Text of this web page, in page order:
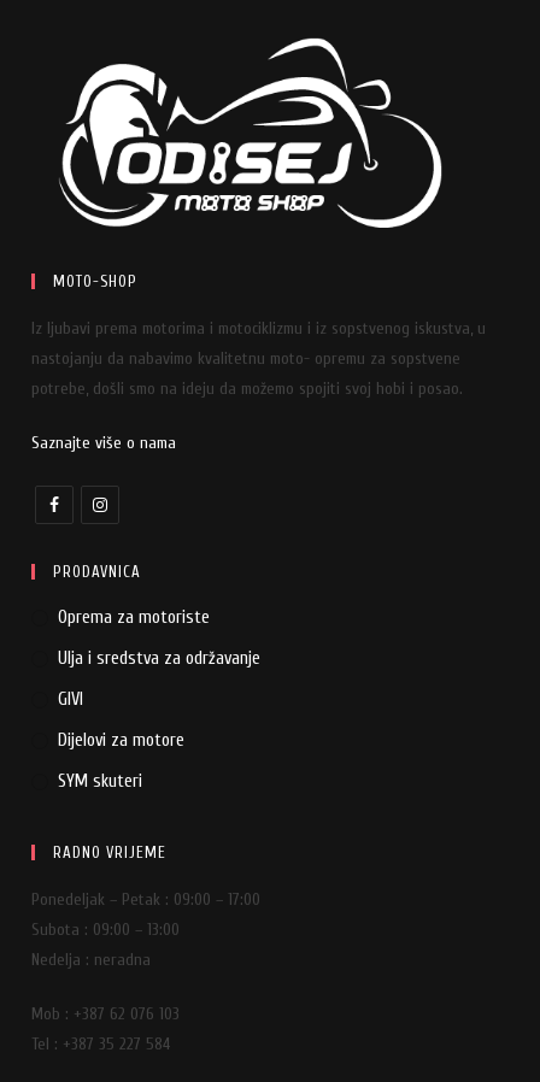
MOTO-SHOP
Iz ljubavi prema motorima i motociklizmu i iz sopstvenog iskustva, u
nastojanju da nabavimo kvalitetnu moto- opremu za sopstvene
potrebe, došli smo na ideju da možemo spojiti svoj hobi i posao.
Saznajte više o nama
PRODAVNICA
Oprema za motoriste
Ulja i sredstva za održavanje
GIVI
Dijelovi za motore
SYM skuteri
RADNO VRIJEME
Ponedeljak – Petak : 09:00 – 17:00
Subota : 09:00 – 13:00
Nedelja : neradna
Mob : +387 62 076 103
Tel : +387 35 227 584